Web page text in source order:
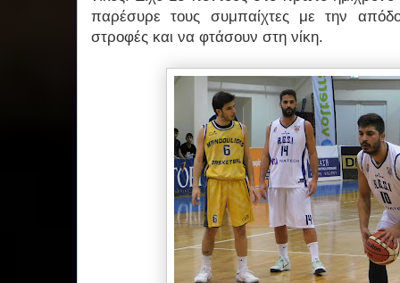
παρέσυρε τους συμπαίχτες με την
στροφές και να φτάσουν στη νίκη.